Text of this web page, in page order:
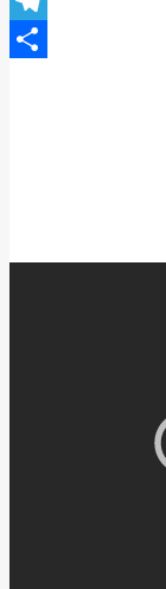
Telegram